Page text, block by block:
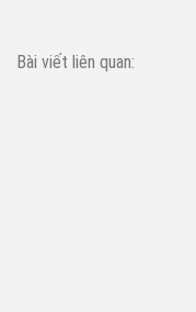
Bài viết liên quan: